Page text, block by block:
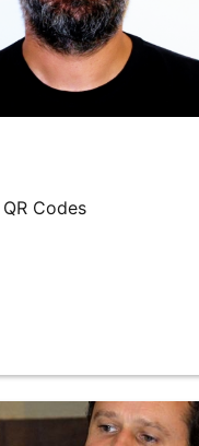
Codes